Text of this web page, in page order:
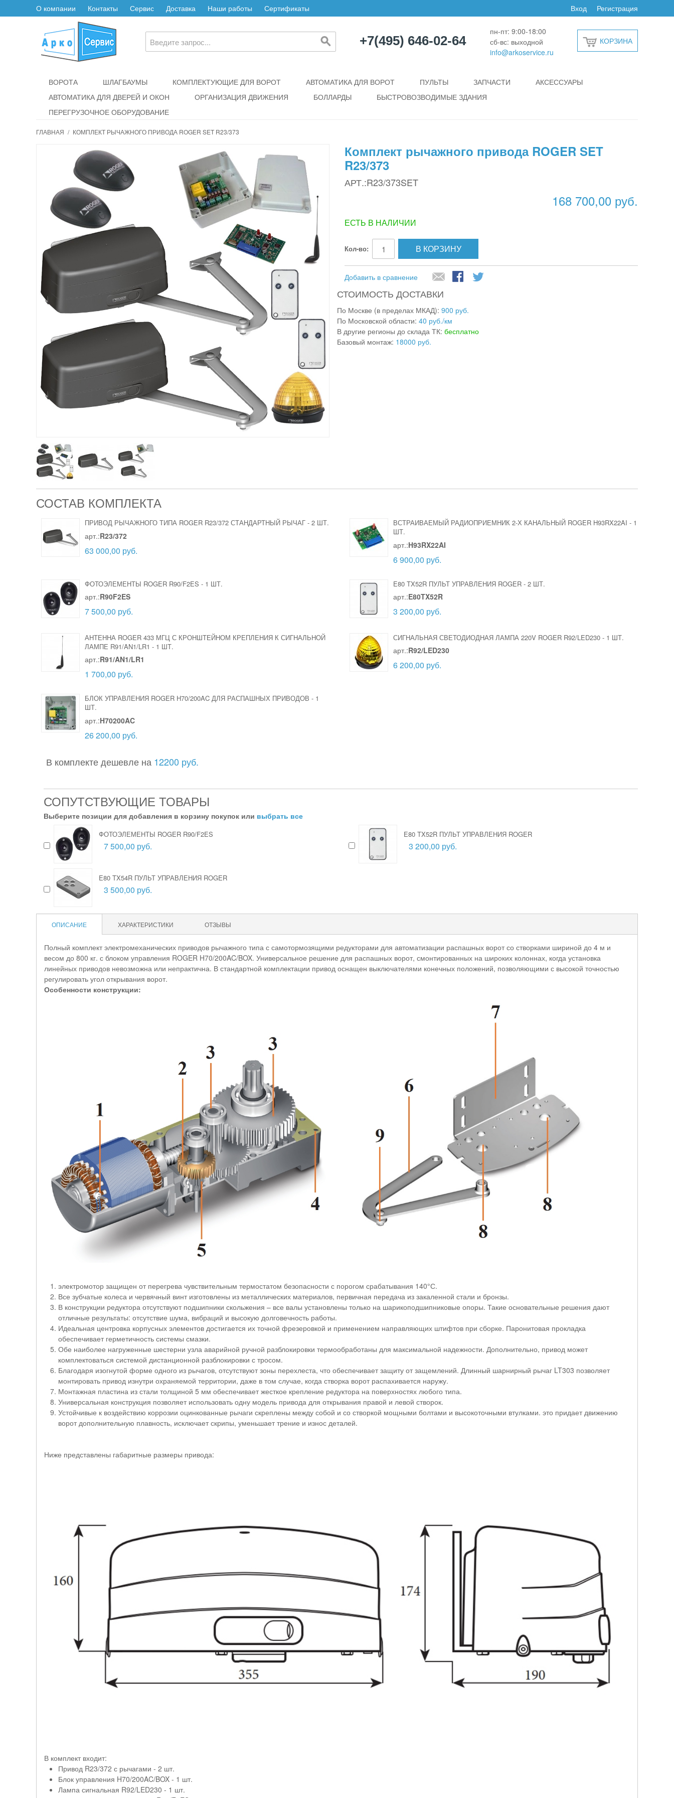
О компании Контакты Сервис Доставка Наши работы Сертификаты Регистрация
Вход
+7(495) 646-02-64
пн-пт: 9:00-18:00
сб-вс: выходной
info@arkoservice.ru
КОРЗИНА
ВОРОТА ШЛАГБАУМЫ КОМПЛЕКТУЮЩИЕ ДЛЯ ВОРОТ АВТОМАТИКА ДЛЯ ВОРОТ ПУЛЬТЫ ЗАПЧАСТИ
АКСЕССУАРЫ
АВТОМАТИКА ДЛЯ ДВЕРЕЙ И ОКОН
ОРГАНИЗАЦИЯ ДВИЖЕНИЯ БОЛЛАРДЫ
БЫСТРОВОЗВОДИМЫЕ ЗДАНИЯ
ПЕРЕГРУЗОЧНОЕ ОБОРУДОВАНИЕ
ГЛАВНАЯ / КОМПЛЕКТ РЫЧАЖНОГО ПРИВОДА ROGER SET R23/373
Комплект рычажного привода ROGER SET
R23/373
АРТ.:R23/373SET
168 700,00 руб.
ЕСТЬ В НАЛИЧИИ
Кол-во: В КОРЗИНУ
Добавить в сравнение
СТОИМОСТЬ ДОСТАВКИ
По Москве (в пределах МКАД): 900 руб.
По Московской области: 40 руб./км
В другие регионы до склада ТК: бесплатно
Базовый монтаж: 18000 руб.
СОСТАВ КОМПЛЕКТА
ПРИВОД РЫЧАЖНОГО ТИПА ROGER R23/372 СТАНДАРТНЫЙ РЫЧАГ - 2 ШТ.
арт.:R23/372
63 000,00 руб.
ВСТРАИВАЕМЫЙ РАДИОПРИЕМНИК 2-Х КАНАЛЬНЫЙ ROGER H93RX22AI - 1
ШТ.
арт.:H93RX22AI
6 900,00 руб.
ФОТОЭЛЕМЕНТЫ ROGER R90/F2ES - 1 ШТ.
арт.:R90F2ES
7 500,00 руб.
E80 TX52R ПУЛЬТ УПРАВЛЕНИЯ ROGER - 2 ШТ.
арт.:E80TX52R
3 200,00 руб.
АНТЕННА ROGER 433 МГЦ С КРОНШТЕЙНОМ КРЕПЛЕНИЯ К СИГНАЛЬНОЙ
ЛАМПЕ R91/AN1/LR1 - 1 ШТ.
арт.:R91/AN1/LR1
1 700,00 руб.
СИГНАЛЬНАЯ СВЕТОДИОДНАЯ ЛАМПА 220V ROGER R92/LED230 - 1 ШТ.
арт.:R92/LED230
6 200,00 руб.
БЛОК УПРАВЛЕНИЯ ROGER H70/200AC ДЛЯ РАСПАШНЫХ ПРИВОДОВ - 1
ШТ.
арт.:H70200AC
26 200,00 руб.
В комплекте дешевле на 12200 руб.
СОПУТСТВУЮЩИЕ ТОВАРЫ
Выберите позиции для добавления в корзину покупок или выбрать все
ФОТОЭЛЕМЕНТЫ ROGER R90/F2ES
7 500,00 руб.
E80 TX52R ПУЛЬТ УПРАВЛЕНИЯ ROGER
3 200,00 руб.
E80 TX54R ПУЛЬТ УПРАВЛЕНИЯ ROGER
3 500,00 руб.
ОПИСАНИЕ ХАРАКТЕРИСТИКИ ОТЗЫВЫ
Полный комплект электромеханических приводов рычажного типа с самотормозящими редукторами для автоматизации распашных ворот со створками шириной до 4 м и
весом до 800 кг. с блоком управления ROGER H70/200AC/BOX. Универсальное решение для распашных ворот, смонтированных на широких колоннах, когда установка
линейных приводов невозможна или непрактична. В стандартной комплектации привод оснащен выключателями конечных положений, позволяющими с высокой точностью
регулировать угол открывания ворот.
Особенности конструкции:
электромотор защищен от перегрева чувствительным термостатом безопасности с порогом срабатывания 140°С.
Все зубчатые колеса и червячный винт изготовлены из металлических материалов, первичная передача из закаленной стали и бронзы.
В конструкции редуктора отсутствуют подшипники скольжения – все валы установлены только на шарикоподшипниковые опоры. Такие основательные решения дают
отличные результаты: отсутствие шума, вибраций и высокую долговечность работы.
Идеальная центровка корпусных элементов достигается их точной фрезеровкой и применением направляющих штифтов при сборке. Паронитовая прокладка
обеспечивает герметичность системы смазки.
Обе наиболее нагруженные шестерни узла аварийной ручной разблокировки термообработаны для максимальной надежности. Дополнительно, привод может
комплектоваться системой дистанционной разблокировки с тросом.
Благодаря изогнутой форме одного из рычагов, отсутствуют зоны перехлеста, что обеспечивает защиту от защемлений. Длинный шарнирный рычаг LT303 позволяет
монтировать привод изнутри охраняемой территории, даже в том случае, когда створка ворот распахивается наружу.
Монтажная пластина из стали толщиной 5 мм обеспечивает жесткое крепление редуктора на поверхностях любого типа.
Универсальная конструкция позволяет использовать одну модель привода для открывания правой и левой створок.
Устойчивые к воздействию коррозии оцинкованные рычаги скреплены между собой и со створкой мощными болтами и высокоточными втулками. это придает движению
ворот дополнительную плавность, исключает скрипы, уменьшает трение и износ деталей.
Ниже представлены габаритные размеры привода:
В комплект входит:
Привод R23/372 с рычагами - 2 шт.
Блок управления H70/200AC/BOX - 1 шт.
Лампа сигнальная R92/LED230 - 1 шт.